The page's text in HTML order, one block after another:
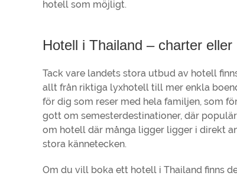
hotell som möjligt.
Hotell i Thailand – charter eller
Tack vare landets stora utbud av hotell
allt från riktiga lyxhotell till mer enkla
för dig som reser med hela familjen, som
gott om semesterdestinationer, där
om hotell där många ligger ligger i direkt
stora kännetecken.
Om du vill boka ett hotell i Thailand finns